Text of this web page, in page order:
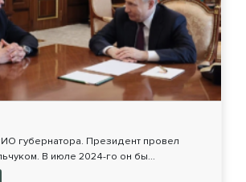
губернатора. Президент провел
В июле 2024-го он бы...